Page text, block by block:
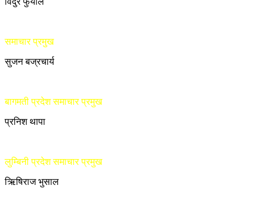
समाचार प्रमुख
सुजन बज्रचार्य
बागमती प्रदेश समाचार प्रमुख
प्रनिश थापा
लुम्बिनी प्रदेश समाचार प्रमुख
ऋिषिराज भुसाल